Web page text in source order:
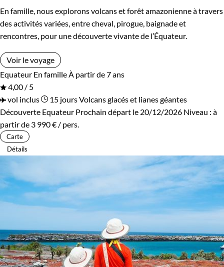
En famille, nous explorons volcans et forêt amazonienne à travers
des activités variées, entre cheval, pirogue, baignade et
rencontres, pour une découverte vivante de l’Équateur.
Voir le voyage
Equateur En famille À partir de 7 ans
4,00 / 5
vol inclus
15 joursVolcans glacés et lianes géantes
Découverte Equateur Prochain départ le 20/12/2026 Niveau : à
partir de 3 990 € / pers.
Carte
Détails